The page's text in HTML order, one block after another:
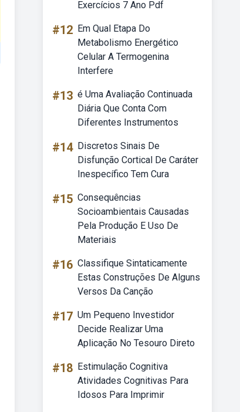
Exercícios 7 Ano Pdf
#12 Em Qual Etapa Do
Metabolismo Energético
Celular A Termogenina
Interfere
#13 é Uma Avaliação Continuada
Diária Que Conta Com
Diferentes Instrumentos
#14 Discretos Sinais De
Disfunção Cortical De Caráter
Inespecífico Tem Cura
#15 Consequências
Socioambientais Causadas
Pela Produção E Uso De
Materiais
#16 Classifique Sintaticamente
Estas Construções De Alguns
Versos Da Canção
#17 Um Pequeno Investidor
Decide Realizar Uma
Aplicação No Tesouro Direto
#18 Estimulação Cognitiva
Atividades Cognitivas Para
Idosos Para Imprimir